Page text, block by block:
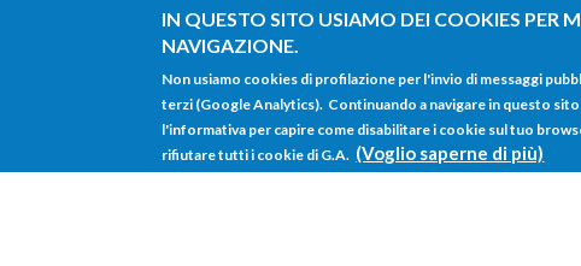
IN QUESTO SITO USIAMO DEI COOKIES PER
NAVIGAZIONE.
Non usiamo cookies di profilazione per l'invio di messaggi
terzi (Google Analytics). Continuando a navigare in questo
l'informativa per capire come disabilitare i cookie sul tuo
rifiutare tutti i cookie di G.A. (Voglio saperne di più)
Salta al contenuto principale